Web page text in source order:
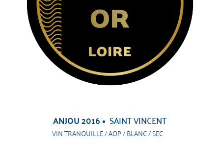
ANJOU 2016 SAINT VINCENT
VIN TRANQUILLE / AOP / BLANC / SEC